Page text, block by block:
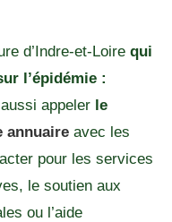
d’Indre-et-Loire qui
l’épidémie :
appeler le
annuaire avec les
pour les services
le soutien aux
ou l’aide